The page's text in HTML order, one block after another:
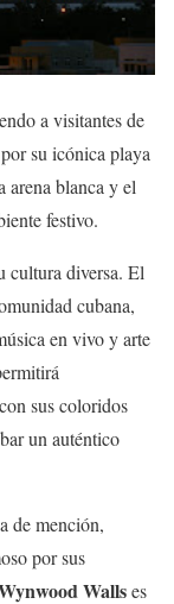
a visitantes de
su icónica playa
arena blanca y el
festivo.
cultura diversa. El
cubana,
en vivo y arte
sus coloridos
un auténtico
de mención,
por sus
Wallses